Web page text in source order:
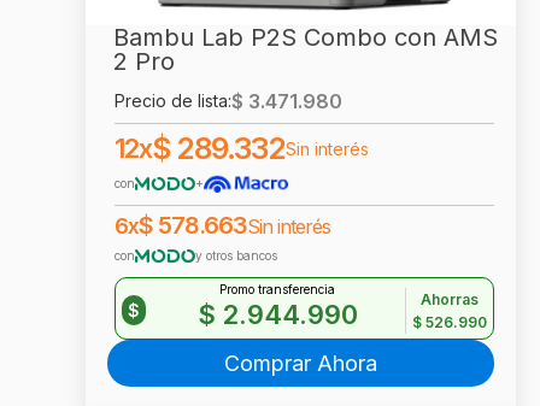
Bambu Lab P2S Combo con AMS
2 Pro
Precio de lista:$ 3.471.980
12x$289.332Sin interés
con +
6x$ 578.663Sin interés
con y otros bancos
$
Promo transferencia
$ 2.944.990
Ahorras
$ 526.990
Comprar Ahora